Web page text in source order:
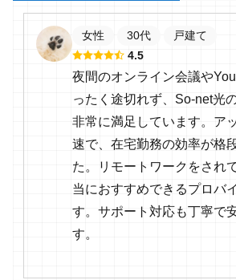
女性 30代
戸建て
4.5
夜間のオンライン会議や
ったく途切れず、So-net光
非常に満足しています。ア
速で、在宅勤務の効率が格
た。リモートワークをされ
当におすすめできるプロバ
す。サポート対応も丁寧で
す。